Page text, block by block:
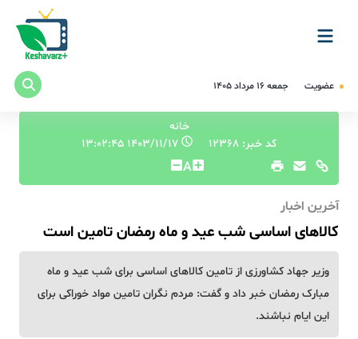
عضویت جمعه ۱۶ مرداد ۱۴۰۵
خانه
کد خبر: 12368
۱۴۰۳/۱۱/۱۷ ۱۳:۰۲:۴۵
A
آخرین اخبار
کالاهای اساسی شب عید و ماه رمضان تامین است
وزیر جهاد کشاورزی از تامین کالاهای اساسی برای شب عید و ماه
مبارک رمضان خبر داد و گفت: مردم نگران تامین مواد خوراکی برای
این ایام نباشند.